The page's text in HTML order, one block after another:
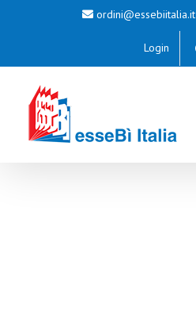
ordini@essebiitalia.it
Login